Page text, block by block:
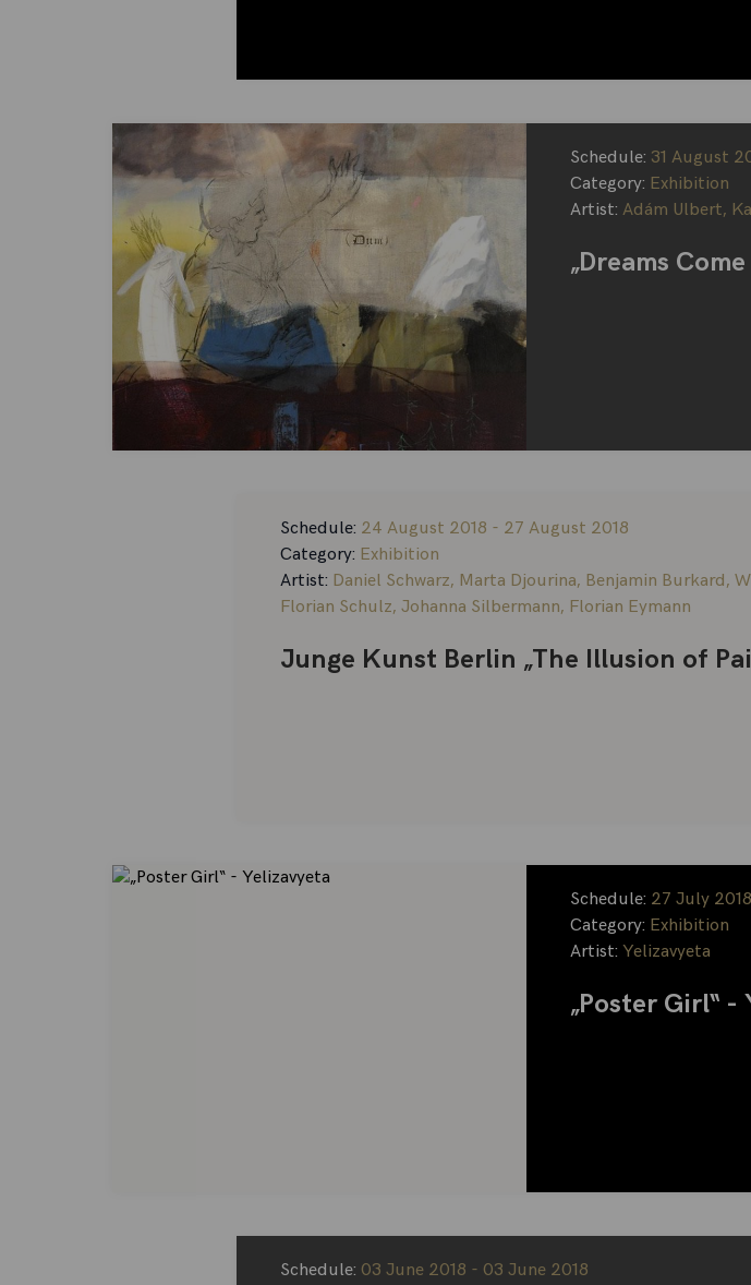
Schedule: 31 August
Category: Exhibition
Artist: Adám Ulbert,
„Dreams
Schedule: 24 August 2018 - 27 August 2018
Category: Exhibition
Artist: Daniel Schwarz, Marta Djourina, Benjamin Burkard,
Florian Schulz, Johanna Silbermann, Florian Eymann
Junge Kunst Berlin „The Illusion of
Schedule: 27 July
Category: Exhibition
Artist: Yelizavyeta
„Poster Girl“ -
Schedule: 03 June 2018 - 03 June 2018